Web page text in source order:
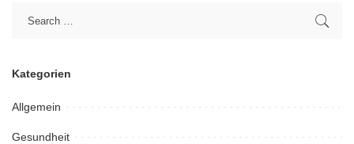
Kategorien
Allgemein
Gesundheit